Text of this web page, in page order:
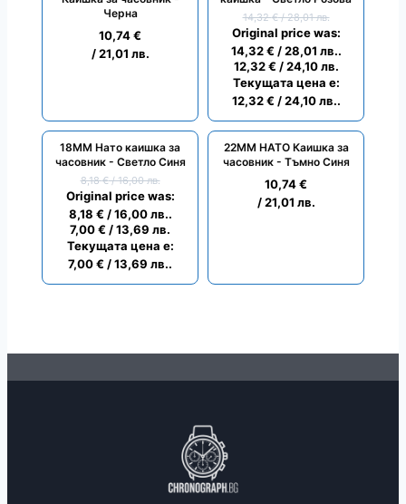
Черна
10,74€
/ 21,01 лв.
14,32€/ 28,01 лв.
Original price was:
14,32 € / 28,01 лв..
12,32€ / 24,10 лв.
Текущата цена е:
12,32 € / 24,10 лв..
ПРОМО
18ММ Нато каишка за
часовник - Светло Синя
8,18€/ 16,00 лв.
Original price was:
8,18 € / 16,00 лв..
7,00€ / 13,69 лв.
Текущата цена е:
7,00 € / 13,69 лв..
22ММ НАТО Каишка за
часовник - Тъмно Синя
10,74€
/ 21,01 лв.